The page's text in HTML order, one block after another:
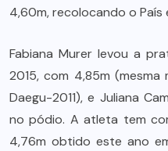
4,60m, recolocando o País
Fabiana Murer levou a
2015, com 4,85m
Daegu-2011), e Juliana
no pódio. A atleta tem
4,76m obtido este ano